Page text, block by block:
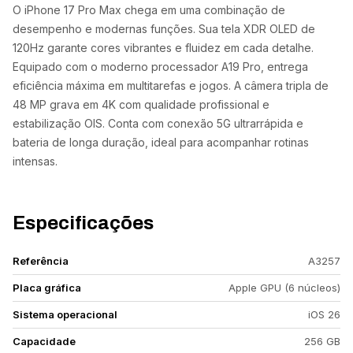
O iPhone 17 Pro Max chega em uma combinação de
desempenho e modernas funções. Sua tela XDR OLED de
120Hz garante cores vibrantes e fluidez em cada detalhe.
Equipado com o moderno processador A19 Pro, entrega
eficiência máxima em multitarefas e jogos. A câmera tripla de
48 MP grava em 4K com qualidade profissional e
estabilização OIS. Conta com conexão 5G ultrarrápida e
bateria de longa duração, ideal para acompanhar rotinas
intensas.
Especificações
Referência A3257
Placa gráfica Apple GPU (6 núcleos)
Sistema operacional iOS 26
Capacidade 256 GB